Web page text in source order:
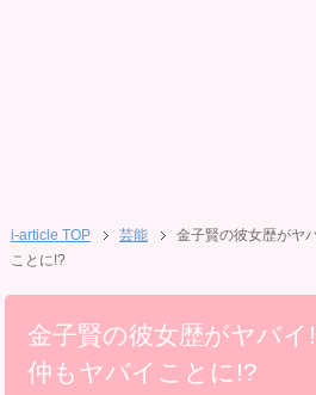
i-article TOP 芸能
金子賢の彼女歴がヤ
ことに!?
金子賢の彼女歴がヤバイ
仲もヤバイことに!?